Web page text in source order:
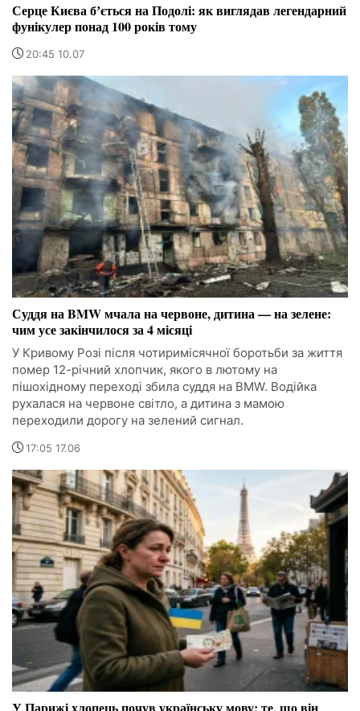
Серце Києва бʼється на Подолі: як виглядав легендарний
фунікулер понад 100 років тому
20:45 10.07
Суддя на BMW мчала на червоне, дитина — на зелене:
чим усе закінчилося за 4 місяці
У Кривому Розі після чотиримісячної боротьби за життя
помер 12-річний хлопчик, якого в лютому на
пішохідному переході збила суддя на BMW. Водійка
рухалася на червоне світло, а дитина з мамою
переходили дорогу на зелений сигнал.
17:05 17.06